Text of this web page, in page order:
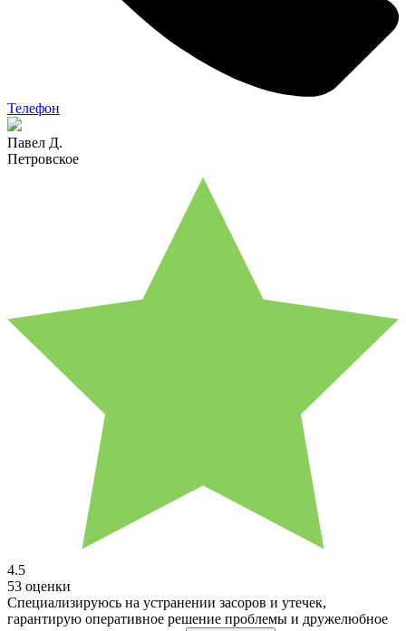
Телефон
Павел Д.
Петровское
4.5
53 оценки
Специализируюсь на устранении засоров и утечек,
гарантирую оперативное решение проблемы и дружелюбное